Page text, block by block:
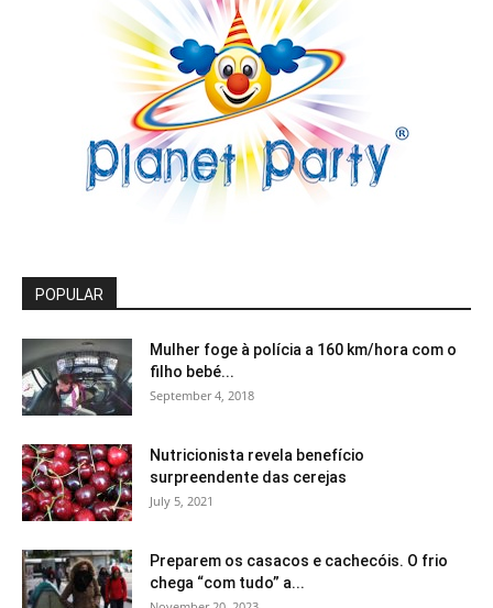
POPULAR
Mulher foge à polícia a 160 km/hora com o
filho bebé...
September 4, 2018
Nutricionista revela benefício
surpreendente das cerejas
July 5, 2021
Preparem os casacos e cachecóis. O frio
chega “com tudo” a...